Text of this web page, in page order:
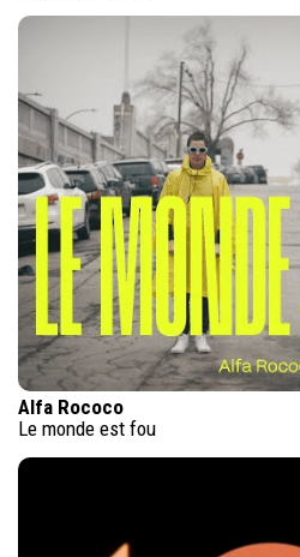
Alfa Rococo
Le monde est fou